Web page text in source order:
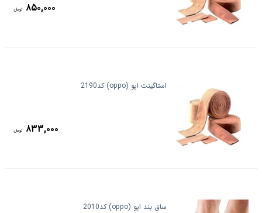
۸۵۰,۰۰۰ تومان
استاگینت اپو (oppo) کد2190
۸۳۳,۰۰۰ تومان
ساق بند اپو (oppo) کد2010